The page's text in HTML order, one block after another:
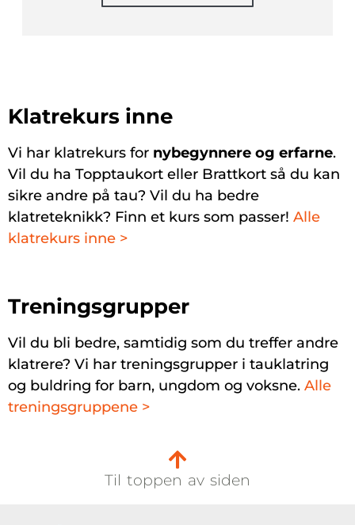
Klatrekurs inne
Vi har klatrekurs for nybegynnere og erfarne.
Vil du ha Topptaukort eller Brattkort så du kan
sikre andre på tau? Vil du ha bedre
klatreteknikk? Finn et kurs som passer! Alle
klatrekurs inne >
Treningsgrupper
Vil du bli bedre, samtidig som du treffer andre
klatrere? Vi har treningsgrupper i tauklatring
og buldring for barn, ungdom og voksne. Alle
treningsgruppene >
Til toppen av siden